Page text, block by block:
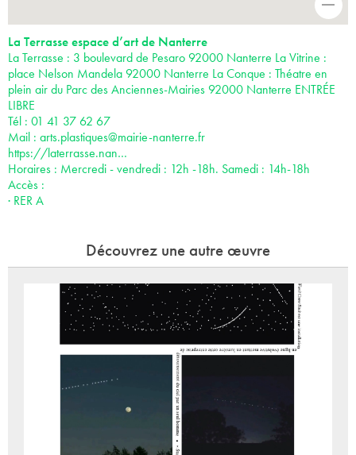
La Terrasse espace d’art de Nanterre
La Terrasse : 3 boulevard de Pesaro 92000 Nanterre La Vitrine :
place Nelson Mandela 92000 Nanterre La Conque : Théatre en
plein air du Parc des Anciennes-Mairies 92000 Nanterre ENTRÉE
LIBRE
Tél : 01 41 37 62 67
Mail : arts.plastiques@mairie-nanterre.fr
https://laterrasse.nan…
Horaires : Mercredi - vendredi : 12h -18h. Samedi : 14h-18h
Accès :
· RER A
Découvrez une autre œuvre